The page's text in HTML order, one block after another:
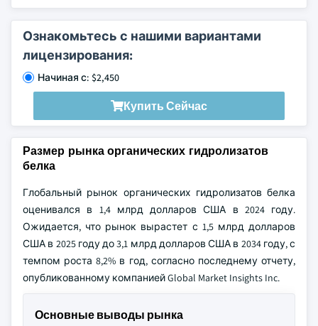
Ознакомьтесь с нашими вариантами
лицензирования:
Начиная с: $2,450
Купить Сейчас
Размер рынка органических гидролизатов
белка
Глобальный рынок органических гидролизатов белка
оценивался в 1,4 млрд долларов США в 2024 году.
Ожидается, что рынок вырастет с 1,5 млрд долларов
США в 2025 году до 3,1 млрд долларов США в 2034 году, с
темпом роста 8,2% в год, согласно последнему отчету,
опубликованному компанией Global Market Insights Inc.
Основные выводы рынка